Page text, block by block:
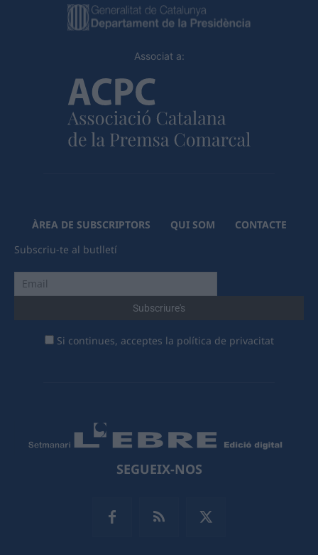
Associat a:
ÀREA DE SUBSCRIPTORS QUI SOM
CONTACTE
Subscriu-te al butlletí
Si continues, acceptes la política de privacitat
SEGUEIX-NOS